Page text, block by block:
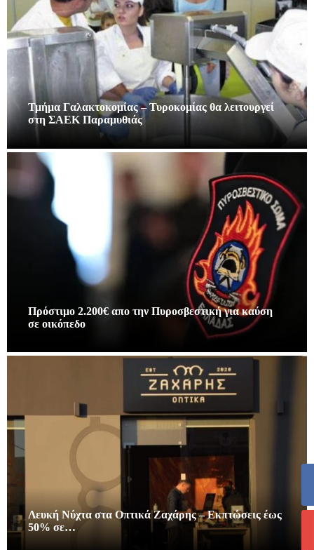
Τμήμα Γαλακτοκομίας – Τυροκομίας θα λειτουργεί
στη ΣΑΕΚ Παραμυθιάς
Πρόστιμο 2.200€ απο την Πυροσβεστική για καύση
σε οικόπεδο
Λευκή Νύχτα στα Οπτικά Ζαχάρης – Εκπτώσεις έως
50% σε…